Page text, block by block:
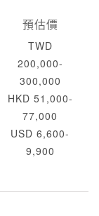
預估價
TWD
200,000-
300,000
HKD 51,000-
77,000
USD 6,600-
9,900